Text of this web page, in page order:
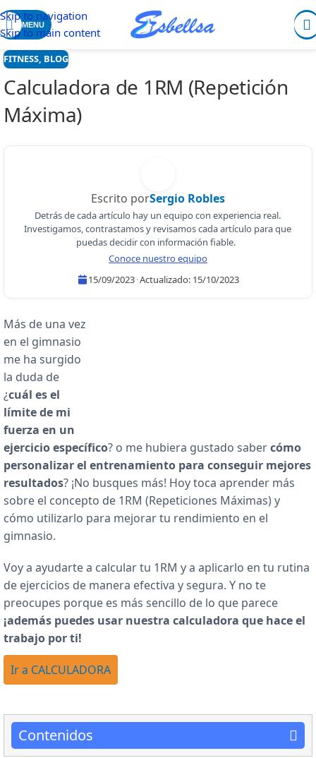
Skip to navigation
Skip to main content
MENU
FITNESS, BLOG
Calculadora de 1RM (Repetición
Máxima)
Escrito porSergio Robles
Detrás de cada artículo hay un equipo con experiencia real.
Investigamos, contrastamos y revisamos cada artículo para que
puedas decidir con información fiable.
Conoce nuestro equipo
15/09/2023·Actualizado: 15/10/2023
Más de una vez
en el gimnasio
me ha surgido
la duda de
¿cuál es el
límite de mi
fuerza en un
ejercicio específico? o me hubiera gustado sabercómo
personalizar el entrenamiento para conseguir mejores
resultados? ¡No busques más! Hoy toca aprender más
sobre el concepto de 1RM (Repeticiones Máximas) y
cómo utilizarlo para mejorar tu rendimiento en el
gimnasio.
Voy a ayudarte a calcular tu 1RM y a aplicarlo en tu rutina
de ejercicios de manera efectiva y segura. Y no te
preocupes porque es más sencillo de lo que parece
¡además puedes usar nuestra calculadora que hace el
trabajo por ti!
Ir a CALCULADORA
Contenidos